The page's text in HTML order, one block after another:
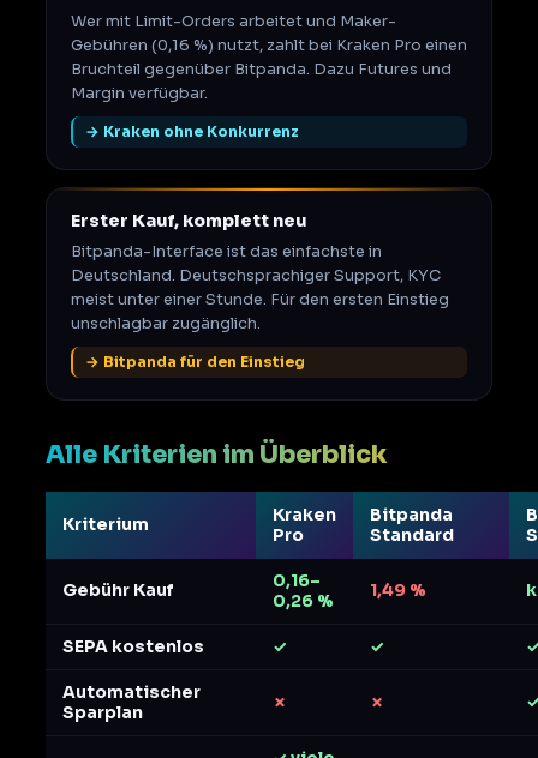
Wer mit Limit-Orders arbeitet und Maker-
Gebühren (0,16 %) nutzt, zahlt bei Kraken Pro einen
Bruchteil gegenüber Bitpanda. Dazu Futures und
Margin verfügbar.
→ Kraken ohne Konkurrenz
Erster Kauf, komplett neu
Bitpanda-Interface ist das einfachste in
Deutschland. Deutschsprachiger Support, KYC
meist unter einer Stunde. Für den ersten Einstieg
unschlagbar zugänglich.
→ Bitpanda für den Einstieg
Alle Kriterien im Überblick
Kriterium
Kraken
Pro
Bitpanda
Standard
Gebühr Kauf
0,16–
0,26 %
1,49 %
SEPA kostenlos ✓ ✓
Automatischer
Sparplan
✗ ✗